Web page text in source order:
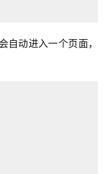
动进入一个页面，